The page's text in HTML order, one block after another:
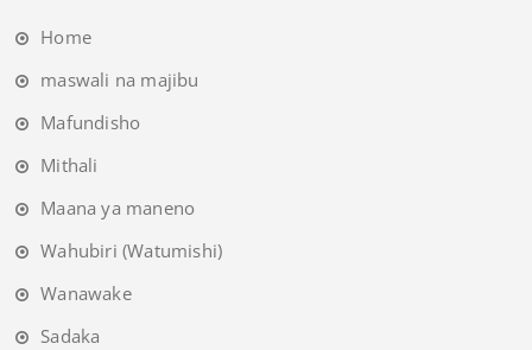
Home
maswali na majibu
Mafundisho
Mithali
Maana ya maneno
Wahubiri (Watumishi)
Wanawake
Sadaka